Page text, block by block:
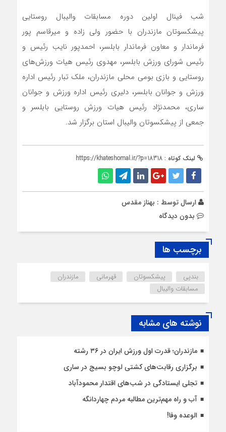
شب فینال اولین دوره مسابقات والیبال روستایی
پیشکسوتان مازندران با حضور ولی زاده و میرقاسم پور
فرماندار و معاون فرماندار بابلسر، احمدپور نایب رئیس و
رئیس شورای ورزش بابلسر، مهدوی رئیس هیات ورزش‌های
روستایی و بازی بومی محلی مازندران، ملک تبار رئیس اداره
ورزش و جوانان بابلسر، دلیری رئیس اداره ورزش و جوانان
ساری، محمدنژاد رئیس هیات ورزش روستایی بابلسر و
جمعی از پیشکسوتان والیبال استان برگزار شد.
لینک کوتاه : https://khateshomal.ir/?p=18318
ارسال توسط : بهناز مقدس
بدون دیدگاه
برچسب ها
بندپی پیشکسوتان قهرمانی
مازندران
مسابقات والیبال
نوشته های مشابه
مازندران؛ قدرت اول ورزش ایران در ۳۶ رشته
برگزاری رقابت‌های کشتی لوچو بسیج در ساری
تجلی ایستادگی در شب‌های اقتدار محمودآباد
آب و راه مهم‌ترین مطالبه مردم چهاردانگه
الوعده وفا!